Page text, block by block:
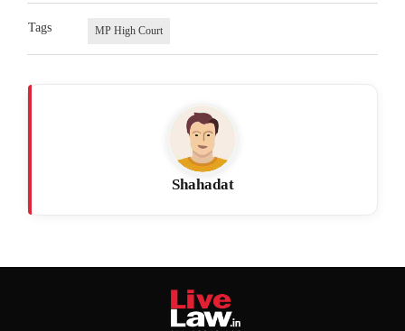
Tags MP High Court
Shahadat